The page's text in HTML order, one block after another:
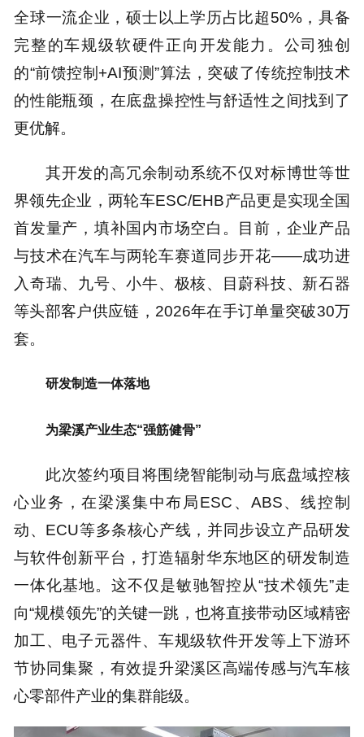
全球一流企业，硕士以上学历占比超50%，具备
完整的车规级软硬件正向开发能力。公司独创
的“前馈控制+AI预测”算法，突破了传统控制技术
的性能瓶颈，在底盘操控性与舒适性之间找到了
更优解。
其开发的高冗余制动系统不仅对标博世等世
界领先企业，两轮车ESC/EHB产品更是实现全国
首发量产，填补国内市场空白。目前，企业产品
与技术在汽车与两轮车赛道同步开花——成功进
入奇瑞、九号、小牛、极核、目蔚科技、新石器
等头部客户供应链，2026年在手订单量突破30万
套。
研发制造一体落地
为梁溪产业生态“强筋健骨”
此次签约项目将围绕智能制动与底盘域控核
心业务，在梁溪集中布局ESC、ABS、线控制
动、ECU等多条核心产线，并同步设立产品研发
与软件创新平台，打造辐射华东地区的研发制造
一体化基地。这不仅是敏驰智控从“技术领先”走
向“规模领先”的关键一跳，也将直接带动区域精密
加工、电子元器件、车规级软件开发等上下游环
节协同集聚，有效提升梁溪区高端传感与汽车核
心零部件产业的集群能级。